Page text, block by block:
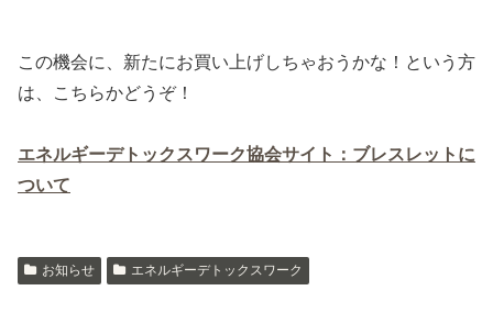
この機会に、新たにお買い上げしちゃおうかな！という方
は、こちらかどうぞ！
エネルギーデトックスワーク協会サイト：ブレスレットに
ついて
お知らせ エネルギーデトックスワーク